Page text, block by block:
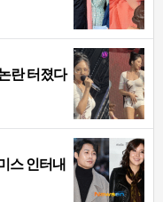
란 터졌다
스 인터내